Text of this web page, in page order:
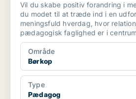
Vil du skabe positiv forandring i
du modet til at træde ind i en
meningsfuld hverdag, hvor
pædagogisk faglighed er i
Område
Børkop
Type
Pædagog